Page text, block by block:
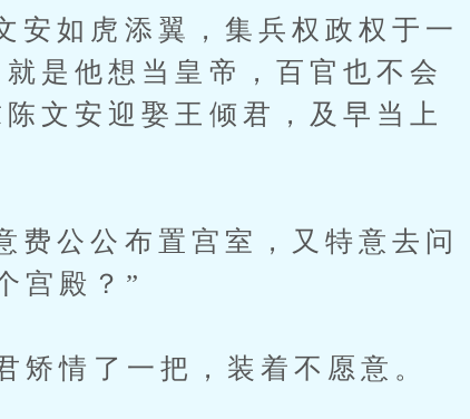
如虎添翼，集兵权政权于一
是他想当皇帝，百官也不会
文安迎娶王倾君，及早当上
公公布置宫室，又特意去问
宫殿？”
情了一把，装着不愿意。